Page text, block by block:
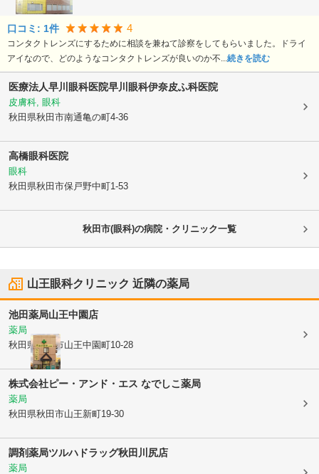
口コミ: 1件 4
コンタクトレンズにするために相談を兼ねて診察をしてもらいました。ドライ
アイなので、どのようなコンタクトレンズが良いのか不... 続きを読む
医療法人早川眼科医院早川眼科伊奈皮ふ科医院
皮膚科, 眼科
秋田県秋田市南通亀の町4-36
高橋眼科医院
眼科
秋田県秋田市保戸野中町1-53
秋田市(眼科)の病院・クリニック一覧
山王眼科クリニック 近隣の薬局
池田薬局山王中園店
薬局
秋田県秋田市山王中園町10-28
株式会社ピー・アンド・エス なでしこ薬局
薬局
秋田県秋田市山王新町19-30
調剤薬局ツルハドラッグ秋田川尻店
薬局